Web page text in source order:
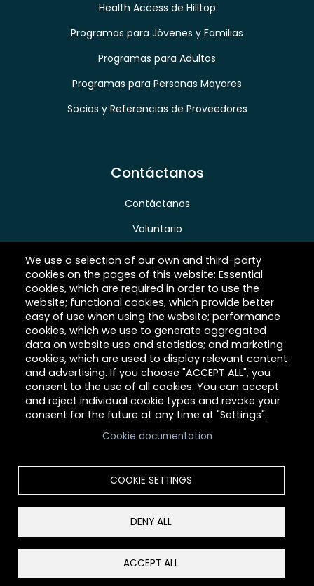
Health Access de Hilltop
Programas para Jóvenes y Familias
Programas para Adultos
Programas para Personas Mayores
Socios y Referencias de Proveedores
Contáctanos
Contáctanos
Voluntario
Carreras
Acerca de Hilltop
Link
Derechos de autor © 2026 Hilltop Community
Resources. Todos los derechos reservados.
Restablecer el consentimiento de cookies
We use a selection of our own and third-party
cookies on the pages of this website: Essential
cookies, which are required in order to use the
website; functional cookies, which provide better
easy of use when using the website; performance
cookies, which we use to generate aggregated
data on website use and statistics; and marketing
cookies, which are used to display relevant content
and advertising. If you choose "ACCEPT ALL", you
consent to the use of all cookies. You can accept
and reject individual cookie types and revoke your
consent for the future at any time at "Settings".
Cookie documentation
COOKIE SETTINGS
DENY ALL
ACCEPT ALL